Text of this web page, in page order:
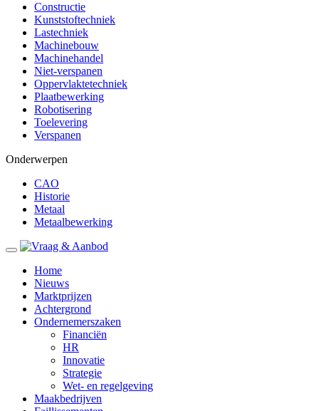
Constructie
Kunststoftechniek
Lastechniek
Machinebouw
Machinehandel
Niet-verspanen
Oppervlaktetechniek
Plaatbewerking
Robotisering
Toelevering
Verspanen
Onderwerpen
CAO
Historie
Metaal
Metaalbewerking
Home
Nieuws
Marktprijzen
Achtergrond
Ondernemerszaken
Financiën
HR
Innovatie
Strategie
Wet- en regelgeving
Maakbedrijven